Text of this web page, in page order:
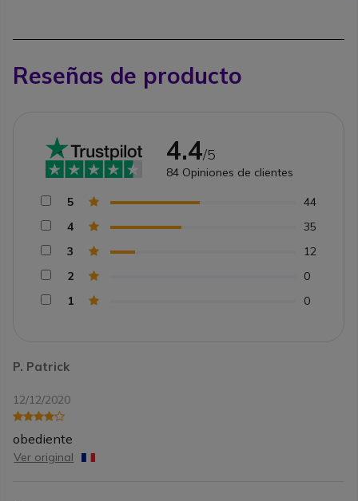
Reseñas de producto
P. Patrick
12/12/2020
obediente
Ver original
4.4/5
84 Opiniones de clientes
5
44
4
35
3
12
2
0
1
0